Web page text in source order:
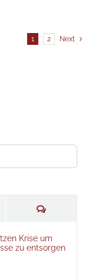
1 2 Next
Comments
Krise um
zu entsorgen